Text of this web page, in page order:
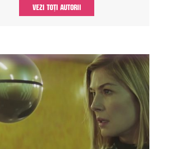
VEZI TOȚI AUTORII